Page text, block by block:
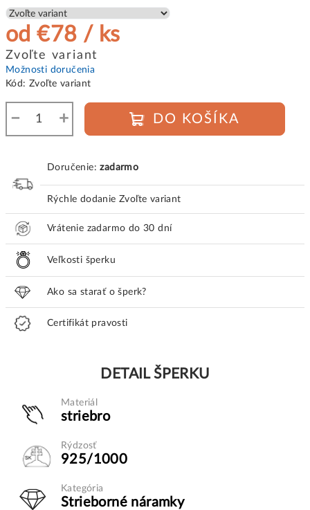
od€78 / ks
Jednotková
cena:
Zvoľte variant
Možnosti doručenia
Kód: Zvoľte variant
+
− DO KOŠÍKA
Doručenie:zadarmo
Rýchle dodanie Zvoľte variant
Vrátenie zadarmo do 30 dní
Veľkosti šperku
Ako sa starať o šperk?
Certifikát pravosti
DETAIL ŠPERKU
Materiál
striebro
Rýdzosť
925/1000
Kategória
Strieborné náramky